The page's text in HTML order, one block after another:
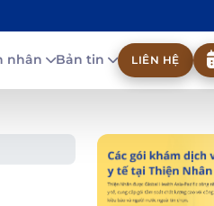
nhân Bản tin LIÊN HỆ